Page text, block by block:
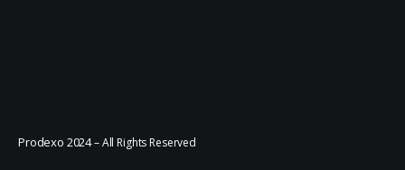
Prodexo 2024– All Rights Reserved